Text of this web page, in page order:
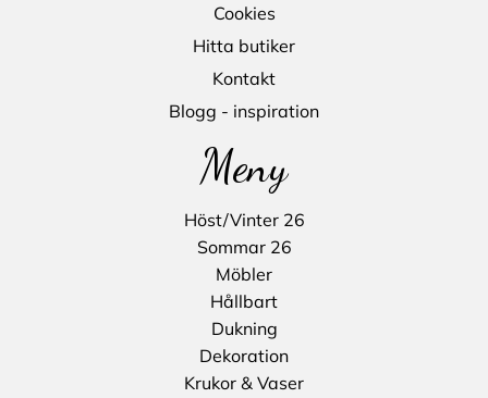
Cookies
Hitta butiker
Kontakt
Blogg - inspiration
Meny
Höst/Vinter 26
Sommar 26
Möbler
Hållbart
Dukning
Dekoration
Krukor & Vaser